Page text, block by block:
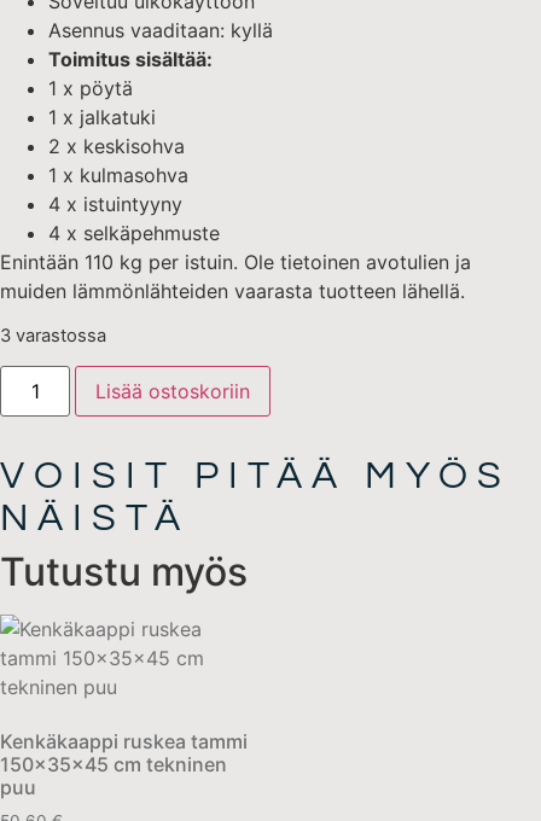
Asennus vaaditaan: kyllä
Toimitus sisältää:
1 x pöytä
1 x jalkatuki
2 x keskisohva
1 x kulmasohva
4 x istuintyyny
4 x selkäpehmuste
Enintään 110 kg per istuin. Ole tietoinen avotulien ja
muiden lämmönlähteiden vaarasta tuotteen lähellä.
3 varastossa
Lisää ostoskoriin
VOISIT PITÄÄ MYÖS
NÄISTÄ
Tutustu myös
Kenkäkaappi ruskea tammi
150x35x45 cm tekninen
puu